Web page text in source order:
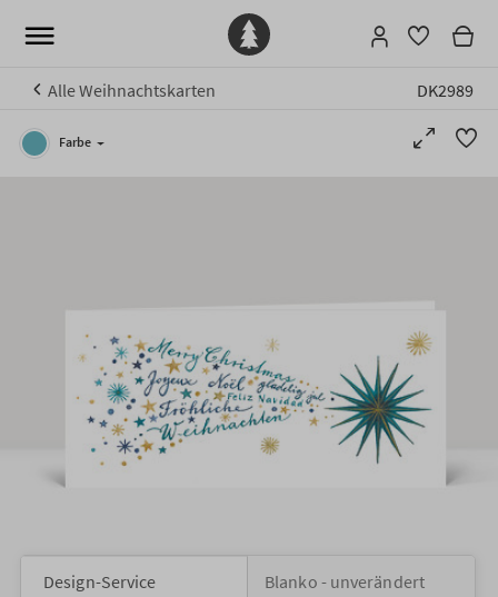
Alle Weihnachtskarten DK2989
Farbe
Design-Service Blanko - unverändert